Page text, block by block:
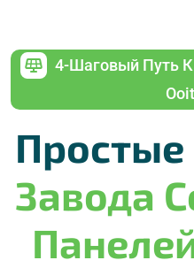
4-Шаговый Путь
Завода